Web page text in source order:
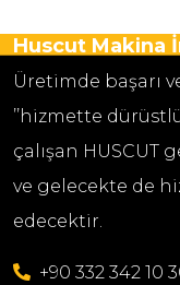
Huscut Makina
Üretimde başarı
’’hizmette
çalışan
ve gelecekte de
edecektir.
+90 332 342 10